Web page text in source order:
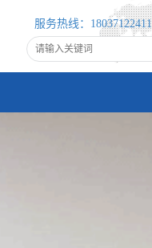
服务热线： 18037122411